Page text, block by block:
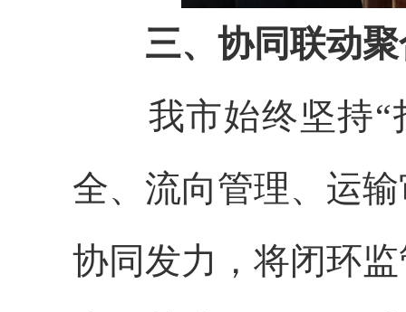
三、协同联动聚
我市始终坚持“
全、流向管理、运
协同发力，将闭环